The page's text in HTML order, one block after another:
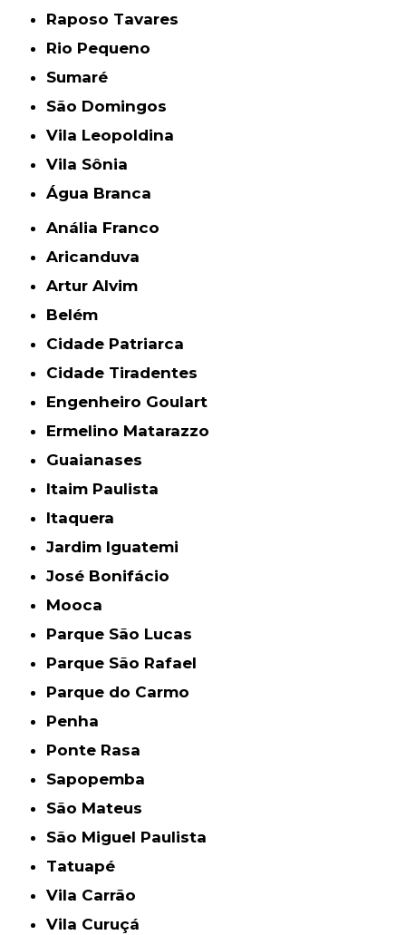
Raposo Tavares
Rio Pequeno
Sumaré
São Domingos
Vila Leopoldina
Vila Sônia
Água Branca
Anália Franco
Aricanduva
Artur Alvim
Belém
Cidade Patriarca
Cidade Tiradentes
Engenheiro Goulart
Ermelino Matarazzo
Guaianases
Itaim Paulista
Itaquera
Jardim Iguatemi
José Bonifácio
Mooca
Parque São Lucas
Parque São Rafael
Parque do Carmo
Penha
Ponte Rasa
Sapopemba
São Mateus
São Miguel Paulista
Tatuapé
Vila Carrão
Vila Curuçá